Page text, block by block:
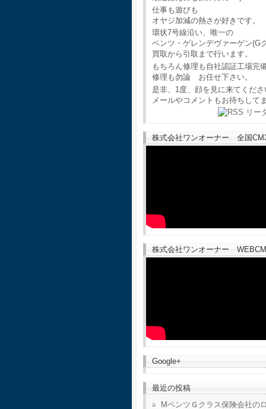
仕事も遊びも
オヤジ加減の熱さが好きです。
環状7号線沿い、唯一の
ベンツ・ゲレンデヴァーゲン(G
買取から引取まで行います。
もちろん修理も自社認証工場完
修理も勿論 お任せ下さい。
是非、1度、顔を見に来てくださ
メールやコメントもお待ちしてま
株式会社ワンオーナー 全国
株式会社ワンオーナー
Google+
最近の投稿
MベンツＧクラス保険会社の